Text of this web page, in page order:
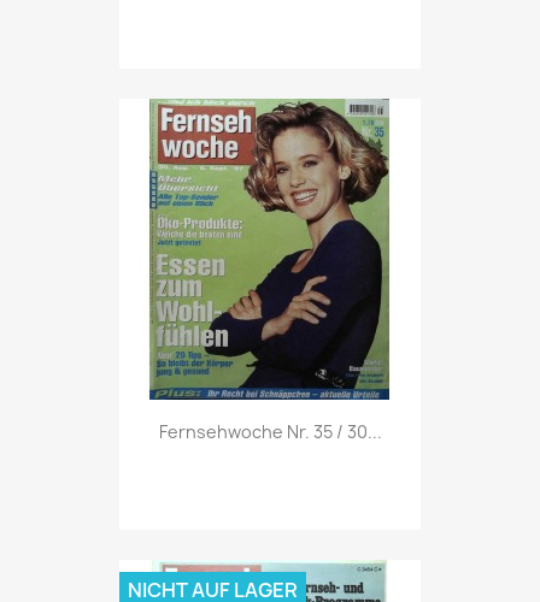
Vorschau
Fernsehwoche Nr. 35 / 30...
NICHT AUF LAGER